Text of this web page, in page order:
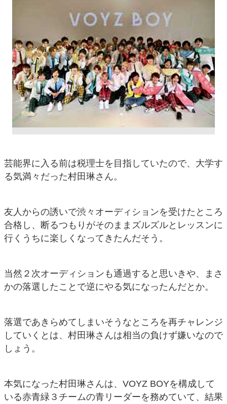
芸能界に入る前は税理士を目指していたので、大学す
る気満々だった村田琳さん。
友人からの誘いで渋々オーディションを受けたところ
合格し、断るつもりがそのままズルズルとレッスンに
行くうちに楽しくなってきたんだそう。
当然２次オーディションも通過すると思いきや、まさ
かの落選したことで逆にやる気になったんだとか。
落選であきらめてしまいそうなところを再チャレンジ
していくとは、村田琳さんは相当の負けず嫌いなので
しょう。
本気になった村田琳さんは、VOYZ BOYを構成して
いる赤青緑３チームの青リーダーを務めていて、結果